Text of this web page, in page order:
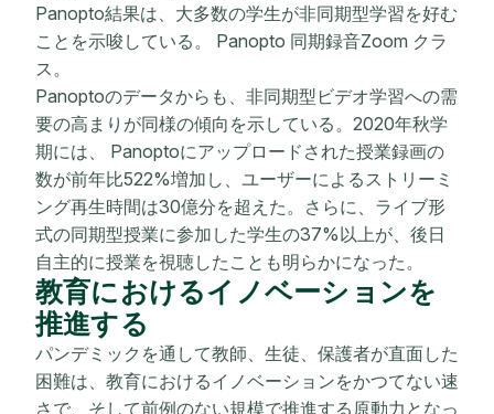
Panopto結果は、大多数の学生が非同期型学習を好む
ことを示唆している。 Panopto 同期録音Zoom クラ
ス。
Panoptoのデータからも、非同期型ビデオ学習への需
要の高まりが同様の傾向を示している。2020年秋学
期には、 Panoptoにアップロードされた授業録画の
数が前年比522%増加し、 ユーザーによるストリーミ
ング再生時間は30億分を超えた。さらに、ライブ形
式の同期型授業に参加した学生の37%以上が、後日
自主的に授業を視聴したことも明らかになった。
教育におけるイノベーションを
推進する
パンデミックを通して教師、生徒、保護者が直面した
困難は、教育におけるイノベーションをかつてない速
さで、そして前例のない規模で推進する原動力となっ